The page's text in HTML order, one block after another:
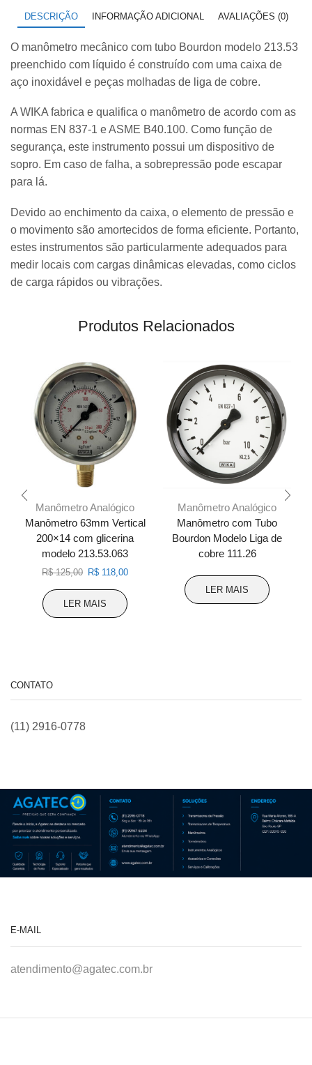
quantidade
DESCRIÇÃO INFORMAÇÃO ADICIONAL AVALIAÇÕES (0)
O manômetro mecânico com tubo Bourdon modelo 213.53
preenchido com líquido é construído com uma caixa de
aço inoxidável e peças molhadas de liga de cobre.
A WIKA fabrica e qualifica o manômetro de acordo com as
normas EN 837-1 e ASME B40.100. Como função de
segurança, este instrumento possui um dispositivo de
sopro. Em caso de falha, a sobrepressão pode escapar
para lá.
Devido ao enchimento da caixa, o elemento de pressão e
o movimento são amortecidos de forma eficiente. Portanto,
estes instrumentos são particularmente adequados para
medir locais com cargas dinâmicas elevadas, como ciclos
de carga rápidos ou vibrações.
Produtos Relacionados
Manômetro Analógico
Manômetro 63mm Vertical
200×14 com glicerina
modelo 213.53.063
R$125,00 O
original
R$ 118,00O
LER MAIS
Manômetro Analógico
Manômetro com Tubo
Bourdon Modelo Liga de
cobre 111.26
LER MAIS
CONTATO
(11) 2916-0778
E-MAIL
atendimento@agatec.com.br